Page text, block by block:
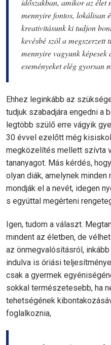
időszakban, amikor az élet
mennyire fontos, lokálisan
kreativitásunk ki tudjon
kevésbé szól a
mennyire vagyunk
eseményeket elég gyorsan
Ehhez leginkább az
tudjuk szabadjára engedni a
legtöbb szülő erre vágyik
30 évvel ezelőtt még
megközelítés mellett szívta
tananyagot. Más kérdés,
olyan diák, amelynek minden
mondják el a nevét, idegen
s egyúttal megérteni
Igen, tudom a választ.
mindent az életben, de
az önmegvalósításról,
indulva is óriási
csak a gyermek
sokkal természetesebb, ha
tehetségének
foglalkoznia,